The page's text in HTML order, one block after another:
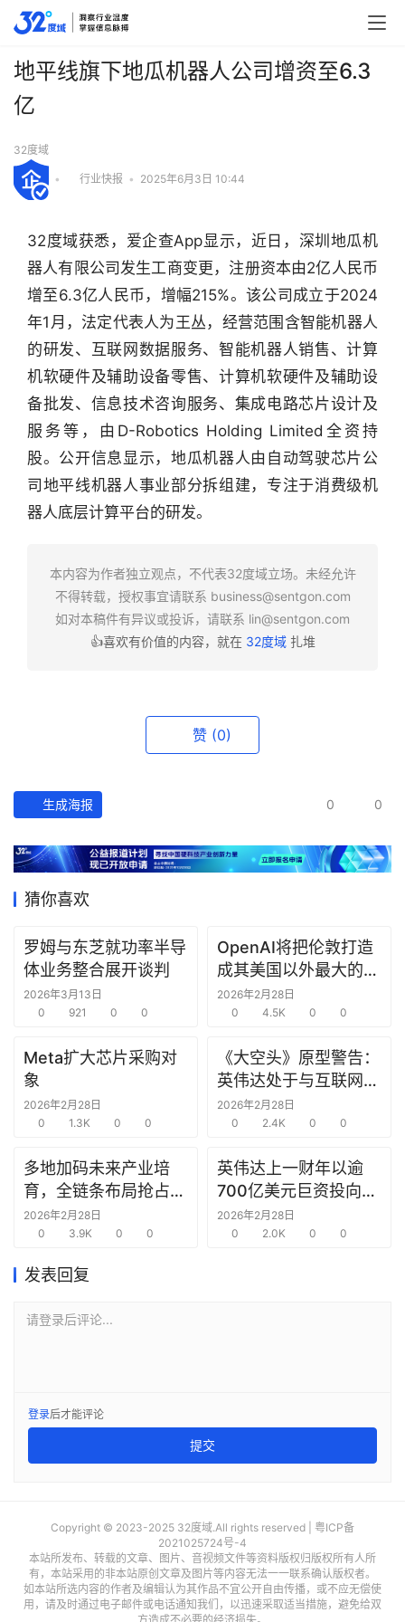
行
业
快
数
据
研
报
告
之
窗
链
合
圈
地平线旗下地瓜机器人公司增资至6.3
亿
32度域
• 行业快报 • 2025年6月3日 10:44
32度域获悉，爱企查App显示，近日，深圳地瓜机
器人有限公司发生工商变更，注册资本由2亿人民币
增至6.3亿人民币，增幅215%。该公司成立于2024
年1月，法定代表人为王丛，经营范围含智能机器人
的研发、互联网数据服务、智能机器人销售、计算
机软硬件及辅助设备零售、计算机软硬件及辅助设
备批发、信息技术咨询服务、集成电路芯片设计及
服务等，由D-Robotics Holding Limited全资持
股。公开信息显示，地瓜机器人由自动驾驶芯片公
司地平线机器人事业部分拆组建，专注于消费级机
器人底层计算平台的研发。
本内容为作者独立观点，不代表32度域立场。未经允许
不得转载，授权事宜请联系 business@sentgon.com
如对本稿件有异议或投诉，请联系 lin@sentgon.com
👍喜欢有价值的内容，就在 32度域扎堆
赞 (0)
生成海报 0 0
猜你喜欢
罗姆与东芝就功率半导
体业务整合展开谈判
2026年3月13日
0
921 0 0
OpenAI将把伦敦打造
成其美国以外最大的研
究中心
2026年2月28日
0
4.5K 0 0
Meta扩大芯片采购对
象
2026年2月28日
0
1.3K 0 0
《大空头》原型警告：
英伟达处于与互联网泡
沫时期思科同样的“危
险境地”
2026年2月28日
0
2.4K 0 0
多地加码未来产业培
育，全链条布局抢占新
赛道先机
2026年2月28日
0
3.9K 0 0
英伟达上一财年以逾
700亿美元巨资投向合
作方，竭力巩固AI芯片
需求
2026年2月28日
0
2.0K 0 0
发表回复
请登录后评论...
登录后才能评论
提交
Copyright © 2023-2025 32度域.All rights reserved | 粤ICP备
2021025724号-4
本站所发布、转载的文章、图片、音视频文件等资料版权归版权所有人所
有，本站采用的非本站原创文章及图片等内容无法一一联系确认版权者。
如本站所选内容的作者及编辑认为其作品不宜公开自由传播，或不应无偿使
用，请及时通过电子邮件或电话通知我们，以迅速采取适当措施，避免给双